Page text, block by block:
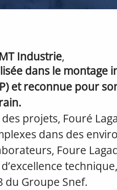
Industrie,
dans le montage
et reconnue pour
projets, Fouré
dans des
Foure
du Groupe Snef.